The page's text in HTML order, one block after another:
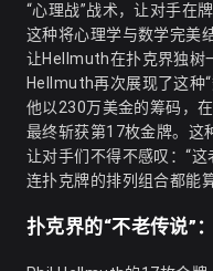
“心理战”战术，让对手在
这种将心理学与数学完美
让Hellmuth在扑克界独树
Hellmuth再次展现了这种“
他以230万美金的筹码，
最终斩获第17枚金牌。这
让对手们不得不感叹：“这
连扑克牌的排列组合都能
扑克界的“不老传说”